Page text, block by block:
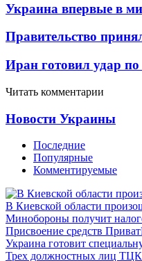
Украина впервые в
Правительство
Иран готовил удар
Читать комментарии
Новости Украины
Последние
Популярные
Комментируемые
В Киевской области
Минобороны получит
Присвоение средств
Украина готовит
Трех должностных лиц ТЦК